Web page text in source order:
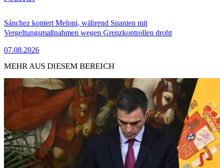
Sánchez kontert Meloni, während Spanien mit
Vergeltungsmaßnahmen wegen Grenzkontrollen droht
07.08.2026
MEHR AUS DIESEM BEREICH